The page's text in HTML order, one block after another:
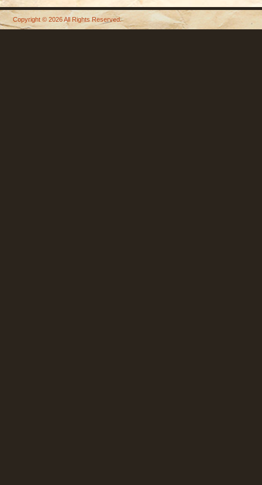
Copyright © 2026 All Rights Reserved.